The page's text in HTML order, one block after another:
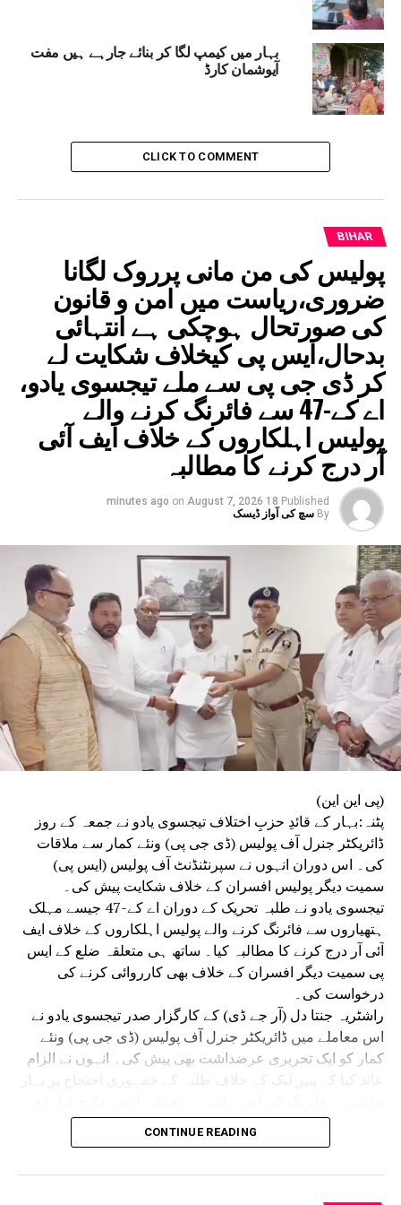
DON'T MISS
سیلاب کاخطرہ:سیتامڑھی ضلع مجسٹریٹ نے مختلف
علاقوں میں پشتوں کا کیا معائنہبہار میں کیمپ لگا کر بنائے جارہے ہیں مفت
آیوشمان کارڈ
CLICK TO COMMENT
BIHAR
پولیس کی من مانی پرروک لگانا
ضروری،ریاست میں امن و قانون
کی صورتحال ہوچکی ہے انتہائی
بدحال،ایس پی کیخلاف شکایت لے
کر ڈی جی پی سے ملے تیجسوی یادو،
اے کے-47 سے فائرنگ کرنے والے
پولیس اہلکاروں کے خلاف ایف آئی
آر درج کرنے کا مطالبہ
Published
18 minutes ago
on August 7, 2026
By سچ کی آواز ڈیسک
(پی این این)
پٹنہ:بہار کے قائدِ حزبِ اختلاف تیجسوی یادو نے جمعہ کے روز
ڈائریکٹر جنرل آف پولیس (ڈی جی پی) ونئے کمار سے ملاقات
کی۔ اس دوران انہوں نے سپرنٹنڈنٹ آف پولیس (ایس پی)
سمیت دیگر پولیس افسران کے خلاف شکایت پیش کی۔
تیجسوی یادو نے طلبہ تحریک کے دوران اے کے-47 جیسے مہلک
ہتھیاروں سے فائرنگ کرنے والے پولیس اہلکاروں کے خلاف ایف
آئی آر درج کرنے کا مطالبہ کیا۔ ساتھ ہی متعلقہ ضلع کے ایس
پی سمیت دیگر افسران کے خلاف بھی کارروائی کرنے کی
درخواست کی۔
راشٹریہ جنتا دل (آر جے ڈی) کے کارگزار صدر تیجسوی یادو نے
اس معاملے میں ڈائریکٹر جنرل آف پولیس (ڈی جی پی) ونئے
کمار کو ایک تحریری عرضداشت بھی پیش کی۔ انہوں نے الزام
جی پی ونئے کمار سے ملاقات کے موقع پر تیجسوی یادو کے
ہمراہ آر جے ڈی کے سینئر رہنما عبدالباری صدیقی، منگنی لال
CONTINUE READING